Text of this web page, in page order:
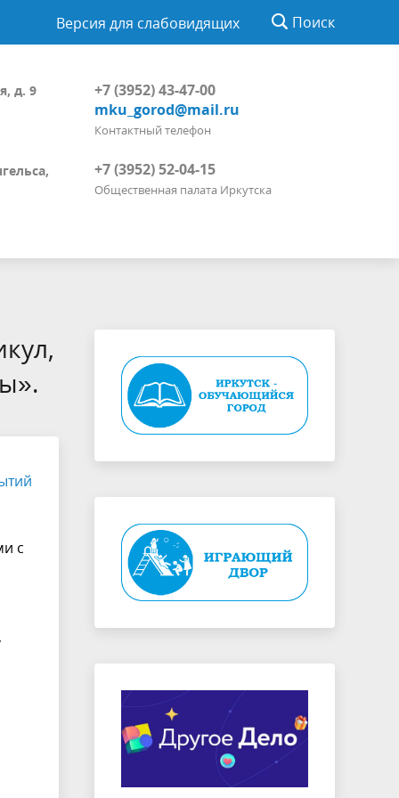
Версия для слабовидящих Поиск
д. 9
+7 (3952) 43-47-00
mku_gorod@mail.ru
Контактный телефон
+7 (3952) 52-04-15
Общественная палата Иркутска
с